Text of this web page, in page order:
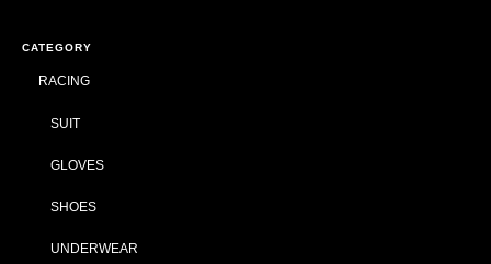
CATEGORY
RACING
SUIT
GLOVES
SHOES
UNDERWEAR